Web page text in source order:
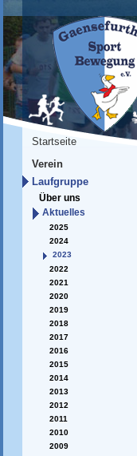
Startseite
Verein
Laufgruppe
Über uns
Aktuelles
2025
2024
2023
2022
2021
2020
2019
2018
2017
2016
2015
2014
2013
2012
2011
2010
2009